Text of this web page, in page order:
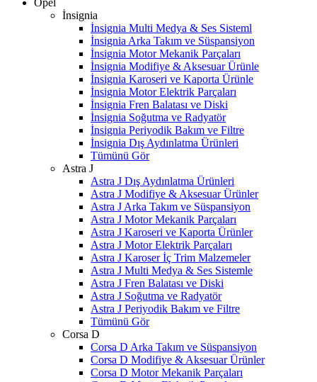
Opel
İnsignia
İnsignia Multi Medya & Ses Sisteml
İnsignia Arka Takım ve Süspansiyon
İnsignia Motor Mekanik Parçaları
İnsignia Modifiye & Aksesuar Ürünle
İnsignia Karoseri ve Kaporta Ürünle
İnsignia Motor Elektrik Parçaları
İnsignia Fren Balatası ve Diski
İnsignia Soğutma ve Radyatör
İnsignia Periyodik Bakım ve Filtre
İnsignia Dış Aydınlatma Ürünleri
Tümünü Gör
Astra J
Astra J Dış Aydınlatma Ürünleri
Astra J Modifiye & Aksesuar Ürünler
Astra J Arka Takım ve Süspansiyon
Astra J Motor Mekanik Parçaları
Astra J Karoseri ve Kaporta Ürünler
Astra J Motor Elektrik Parçaları
Astra J Karoser İç Trim Malzemeler
Astra J Multi Medya & Ses Sistemle
Astra J Fren Balatası ve Diski
Astra J Soğutma ve Radyatör
Astra J Periyodik Bakım ve Filtre
Tümünü Gör
Corsa D
Corsa D Arka Takım ve Süspansiyon
Corsa D Modifiye & Aksesuar Ürünler
Corsa D Motor Mekanik Parçaları